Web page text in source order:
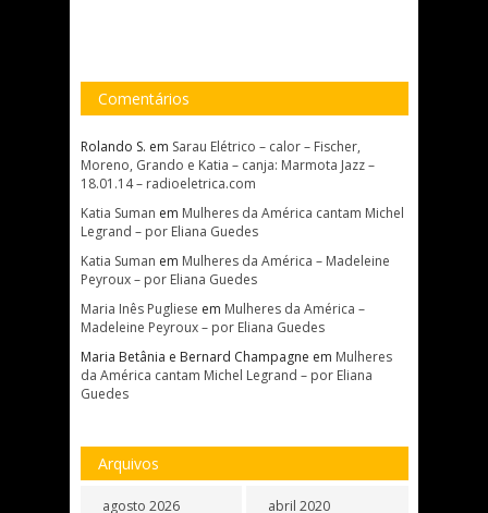
Comentários
Rolando S. em Sarau Elétrico – calor – Fischer,
Moreno, Grando e Katia – canja: Marmota Jazz –
18.01.14 – radioeletrica.com
Katia Suman em Mulheres da América cantam Michel
Legrand – por Eliana Guedes
Katia Suman em Mulheres da América – Madeleine
Peyroux – por Eliana Guedes
Maria Inês Pugliese em Mulheres da América –
Madeleine Peyroux – por Eliana Guedes
Maria Betânia e Bernard Champagne em Mulheres
da América cantam Michel Legrand – por Eliana
Guedes
Arquivos
agosto 2026 abril 2020